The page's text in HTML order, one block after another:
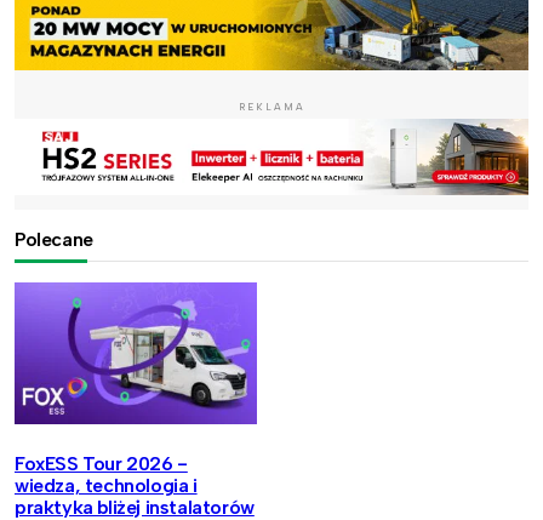
REKLAMA
Polecane
FoxESS Tour 2026 -
wiedza, technologia i
praktyka bliżej instalatorów